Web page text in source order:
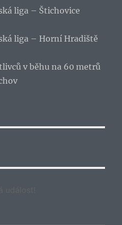
liga – Štichovice
liga – Horní Hradiště
v běhu na 60 metrů